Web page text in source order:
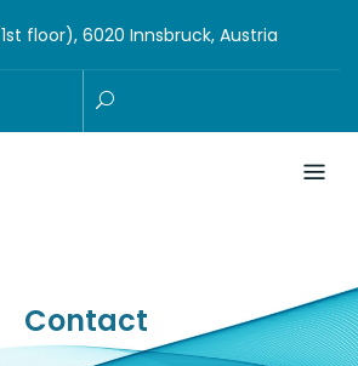
floor), 6020 Innsbruck, Austria
Contact